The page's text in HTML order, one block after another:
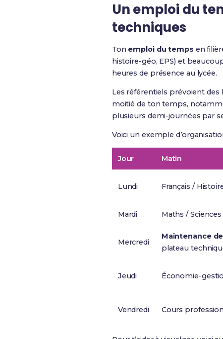
Un emploi du
techniques
Ton emploi du temps en
histoire-géo, EPS) et
heures de présence au lycée.
Les référentiels prévoient
moitié de ton temps,
plusieurs demi-journées par
Voici un exemple
Jour Matin
Lundi Français /
Mardi Maths / Sciences
Mercredi
Maintenance
plateau
Jeudi Économie-
Vendredi Cours